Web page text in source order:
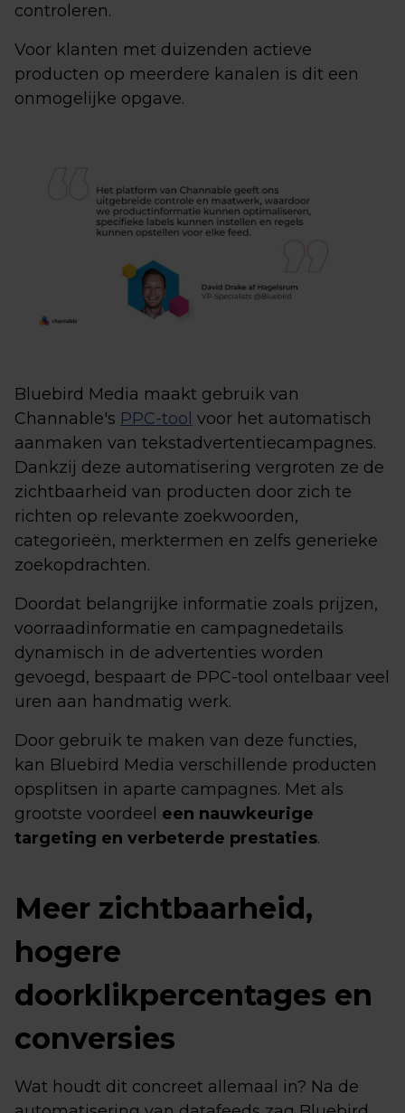
controleren.
Voor klanten met duizenden actieve
producten op meerdere kanalen is dit een
onmogelijke opgave.
Bluebird Media maakt gebruik van
Channable's PPC-tool voor het automatisch
aanmaken van tekstadvertentiecampagnes.
Dankzij deze automatisering vergroten ze de
zichtbaarheid van producten door zich te
richten op relevante zoekwoorden,
categorieën, merktermen en zelfs generieke
zoekopdrachten.
Doordat belangrijke informatie zoals prijzen,
voorraadinformatie en campagnedetails
dynamisch in de advertenties worden
gevoegd, bespaart de PPC-tool ontelbaar veel
uren aan handmatig werk.
Door gebruik te maken van deze functies,
kan Bluebird Media verschillende producten
opsplitsen in aparte campagnes. Met als
grootste voordeel een nauwkeurige
targeting en verbeterde prestaties.
Meer zichtbaarheid,
hogere
doorklikpercentages en
conversies
Wat houdt dit concreet allemaal in? Na de